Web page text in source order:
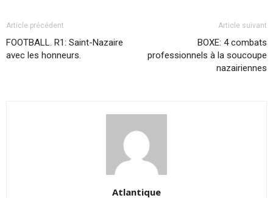
Article précédent
FOOTBALL. R1: Saint-Nazaire
avec les honneurs.
Article suivant
BOXE: 4 combats
professionnels à la soucoupe
nazairiennes
Atlantique